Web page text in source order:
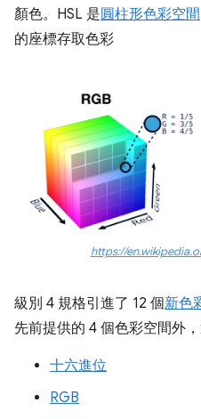
顏色。HSL 是圓柱形色彩空間
的座標存取色彩
https://
級別 4 規格引進了 12 個新色
先前提供的 4 個色彩空間外
十六進位
RGB